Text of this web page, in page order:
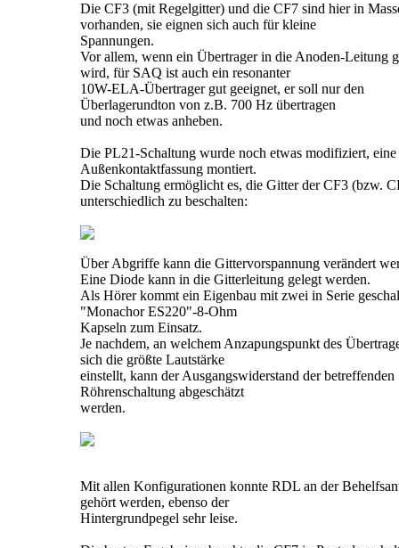
Die CF3 (mit Regelgitter) und die CF7 sind hier in
vorhanden, sie eignen sich auch für kleine
Spannungen.
Vor allem, wenn ein Übertrager in die Anoden-Leitung
wird, für SAQ ist auch ein resonanter
10W-ELA-Übertrager gut geeignet, er soll nur den
Überlagerundton von z.B. 700 Hz übertragen
und noch etwas anheben.
Die PL21-Schaltung wurde noch etwas modifiziert, eine
Außenkontaktfassung montiert.
Die Schaltung ermöglicht es, die Gitter der CF3 (bzw.
unterschiedlich zu beschalten:
Über Abgriffe kann die Gittervorspannung verändert
Eine Diode kann in die Gitterleitung gelegt werden.
Als Hörer kommt ein Eigenbau mit zwei in Serie
"Monachor ES220"-8-Ohm
Kapseln zum Einsatz.
Je nachdem, an welchem Anzapungspunkt des
sich die größte Lautstärke
einstellt, kann der Ausgangswiderstand der betreffenden
Röhrenschaltung abgeschätzt
werden.
Mit allen Konfigurationen konnte RDL an der
gehört werden, ebenso der
Hintergrundpegel sehr leise.